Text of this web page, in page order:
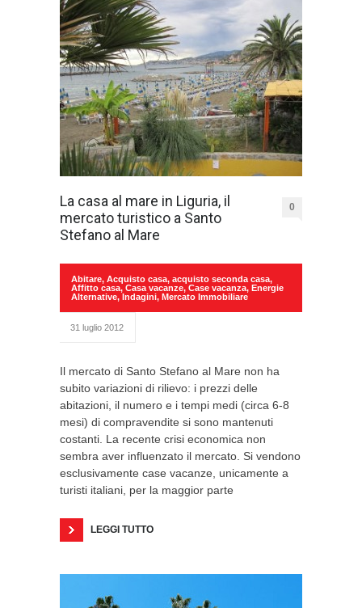
La casa al mare in Liguria, il
mercato turistico a Santo
Stefano al Mare
0
Abitare, Acquisto casa, acquisto seconda casa,
Affitto casa, Casa vacanze, Case vacanza, Energie
Alternative, Indagini, Mercato Immobiliare
31 luglio 2012
Il mercato di Santo Stefano al Mare non ha
subito variazioni di rilievo: i prezzi delle
abitazioni, il numero e i tempi medi (circa 6-8
mesi) di compravendite si sono mantenuti
costanti. La recente crisi economica non
sembra aver influenzato il mercato. Si vendono
esclusivamente case vacanze, unicamente a
turisti italiani, per la maggior parte
LEGGI TUTTO